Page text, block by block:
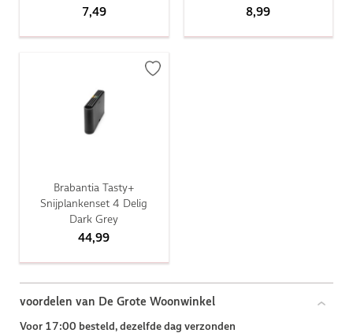
7,49 8,99
Brabantia Tasty+
Snijplankenset 4 Delig
Dark Grey
44,99
voordelen van De Grote Woonwinkel
Voor 17:00 besteld, dezelfde dag verzonden